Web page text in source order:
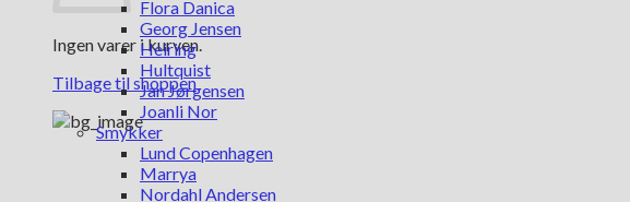
Ingen varer i kurven.
Tilbage til shoppen
Flora Danica
Georg Jensen
Heiring
Hultquist
Jan Jørgensen
Joanli Nor
Smykker
Lund Copenhagen
Marrya
Nordahl Andersen